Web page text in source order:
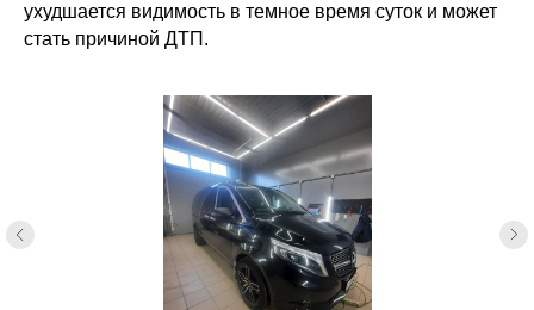
ухудшается видимость в темное время суток и может
стать причиной ДТП.